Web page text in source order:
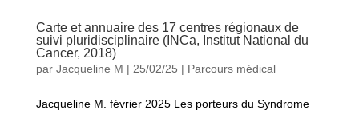
Carte et annuaire des 17 centres régionaux de
suivi pluridisciplinaire (INCa, Institut National du
Cancer, 2018)
par Jacqueline M | 25/02/25 | Parcours médical
Jacqueline M. février 2025 Les porteurs du Syndrome